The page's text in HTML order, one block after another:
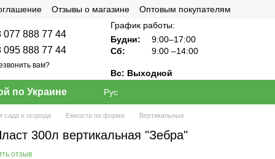
Отзывы о магазине
Оптовым покупателям
077 888 77 44
095 888 77 44
вам?
График работы:
Будни:
9:00–17:00
Сб:
9:00–14:00
Вс: Выходной
по Украине Рус
сада и огорода Емкости по форме Вертикальные
300л вертикальная "Зебра"
отзыв